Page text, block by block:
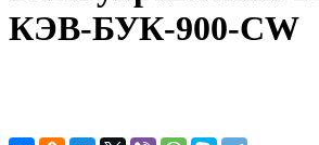
КЭВ-БУК-900-CW